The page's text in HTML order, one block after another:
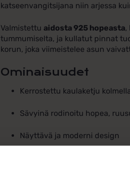
katseenvangitsijana niin arjessa
Valmistettu aidosta 925 hopeasta,
tummumiselta, ja kullatut pinnat
korun, joka viimeistelee asun
Ominaisuudet
Kerrostettu kaulaketju
Sävyinä rodinoitu hopea,
Näyttävä ja moderni design